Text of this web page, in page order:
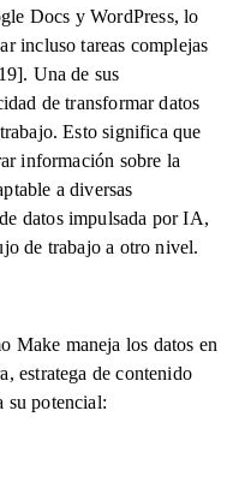
Docs y WordPress, lo
incluso tareas complejas
Una de sus
de transformar datos
Esto significa que
información sobre la
a diversas
datos impulsada por IA,
de trabajo a otro nivel.
Make maneja los datos en
estratega de contenido
su potencial: